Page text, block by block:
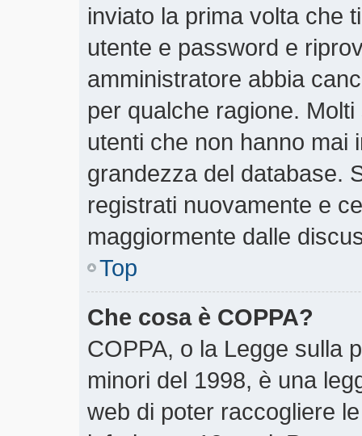
inviato la prima volta che
utente e password e
amministratore abbia
per qualche ragione.
utenti che non hanno mai
grandezza del database.
registrati nuovamente e
maggiormente dalle
Top
Che cosa è COPPA?
COPPA, o la Legge sulla
minori del 1998, è una
web di poter raccogliere